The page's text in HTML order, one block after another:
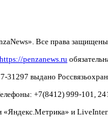
Все права
https://penzanews.ru
выдано
+7(8412) 999-101,
«Яндекс.Метрика» и